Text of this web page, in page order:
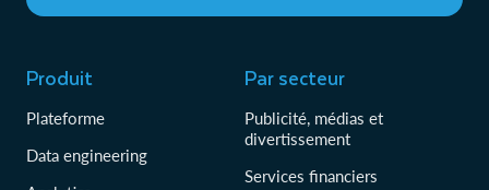
Produit
Plateforme
Data engineering
Par secteur
Publicité, médias et
divertissement
Services financiers